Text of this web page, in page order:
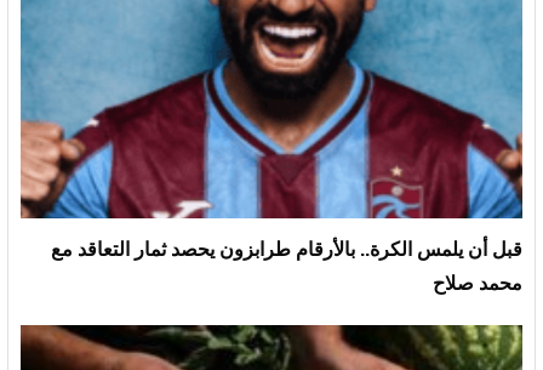
قبل أن يلمس الكرة.. بالأرقام طرابزون يحصد ثمار التعاقد مع
محمد صلاح